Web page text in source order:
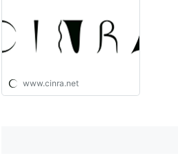
www.cinra.net